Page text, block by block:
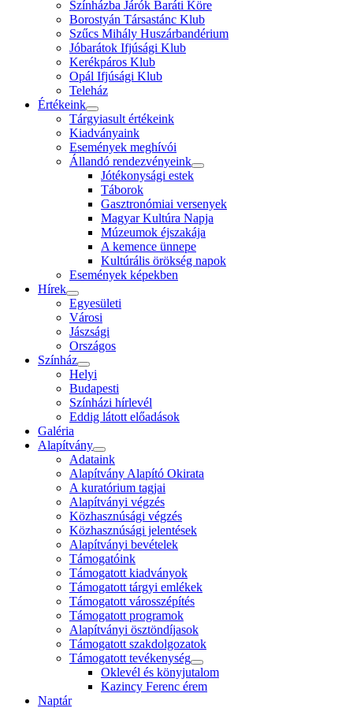
Színházba Járók Baráti Köre
Borostyán Társastánc Klub
Szűcs Mihály Huszárbandérium
Jóbarátok Ifjúsági Klub
Kerékpáros Klub
Opál Ifjúsági Klub
Teleház
Értékeink
Tárgyiasult értékeink
Kiadványaink
Események meghívói
Állandó rendezvényeink
Jótékonysági estek
Táborok
Gasztronómiai versenyek
Magyar Kultúra Napja
Múzeumok éjszakája
A kemence ünnepe
Kultúrális örökség napok
Események képekben
Hírek
Egyesületi
Városi
Jászsági
Országos
Színház
Helyi
Budapesti
Színházi hírlevél
Eddig látott előadások
Galéria
Alapítvány
Adataink
Alapítvány Alapító Okirata
A kuratórium tagjai
Alapítványi végzés
Közhasznúsági végzés
Közhasznúsági jelentések
Alapítványi bevételek
Támogatóink
Támogatott kiadványok
Támogatott tárgyi emlékek
Támogatott városszépítés
Támogatott programok
Alapítványi ösztöndíjasok
Támogatott szakdolgozatok
Támogatott tevékenység
Oklevél és könyjutalom
Kazincy Ferenc érem
Naptár